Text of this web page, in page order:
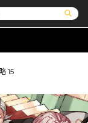
ライトノベル
オーバーラップ広報室
15